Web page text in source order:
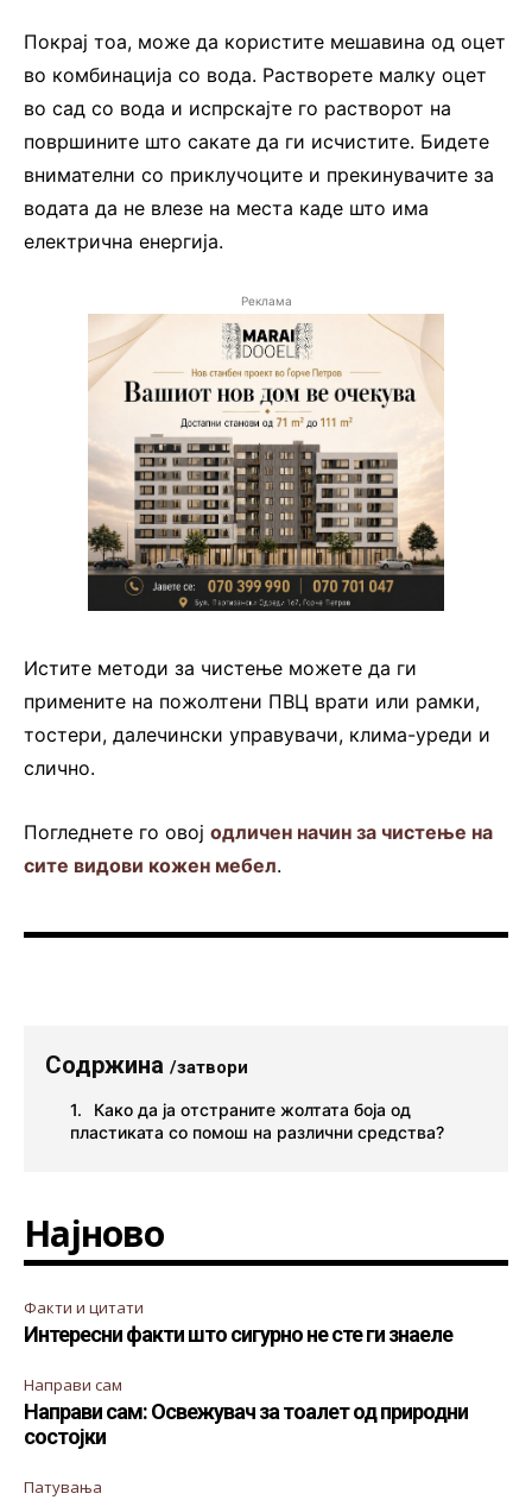
Покрај тоа, може да користите мешавина од оцет
во комбинација со вода. Растворете малку оцет
во сад со вода и испрскајте го растворот на
површините што сакате да ги исчистите. Бидете
внимателни со приклучоците и прекинувачите за
водата да не влезе на места каде што има
електрична енергија.
Реклама
Истите методи за чистење можете да ги
примените на пожолтени ПВЦ врати или рамки,
тостери, далечински управувачи, клима-уреди и
слично.
Погледнете го овој одличен начин за чистење на
сите видови кожен мебел.
Содржина /затвори
Како да ја отстраните жолтата боја од
пластиката со помош на различни средства?
Најново
Факти и цитати
Интересни факти што сигурно не сте ги знаеле
Направи сам
Направи сам: Освежувач за тоалет од природни
состојки
Патувања